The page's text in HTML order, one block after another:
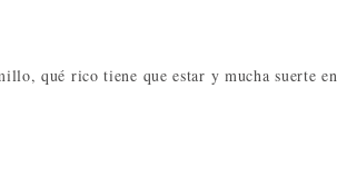
qué rico tiene que estar y mucha suerte